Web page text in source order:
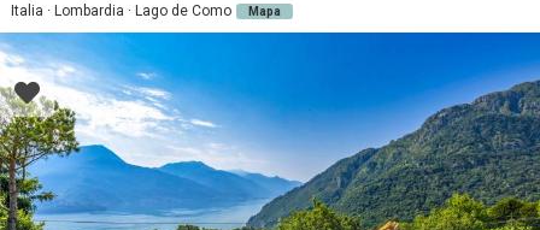
Italia · Lombardia · Lago de Como Mapa